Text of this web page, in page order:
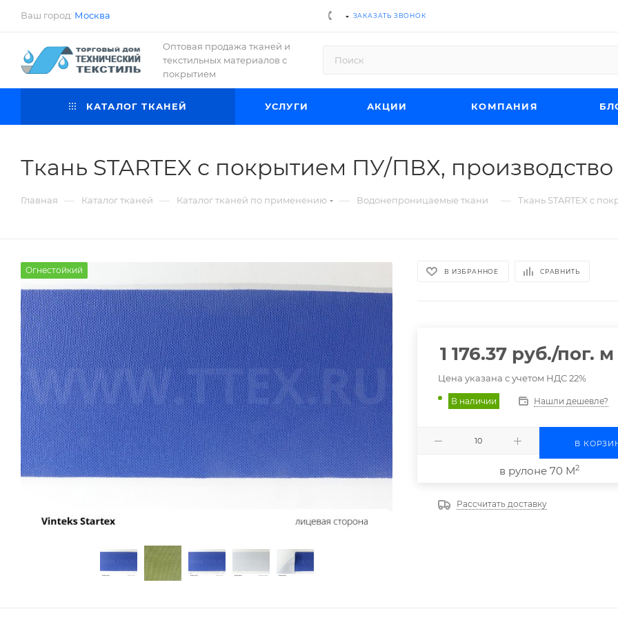
Ваш город: Москва ЗАКАЗАТЬ ЗВОНОК
Оптовая продажа тканей и
текстильных материалов с
покрытием
КАТАЛОГ ТКАНЕЙ УСЛУГИ АКЦИИ КОМПАНИЯ
Ткань STARTEX с покрытием ПУ/ПВХ,
Главная — Каталог тканей — Каталог тканей по применению — Водонепроницаемые ткани — Ткань STARTEX с
Огнестойкий В ИЗБРАННОЕ СРАВНИТЬ
1 176.37 руб./пог. м
Цена указана с учетом НДС 22%
В наличии Нашли дешевле?
В
в рулоне 70 М2
Рассчитать доставку